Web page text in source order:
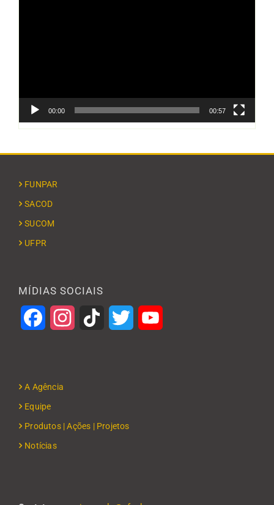
00:00 00:57
FUNPAR
SACOD
SUCOM
UFPR
MÍDIAS SOCIAIS
FacebookInstagramTikTok Twitter
A Agência
Equipe
Produtos | Ações | Projetos
Notícias